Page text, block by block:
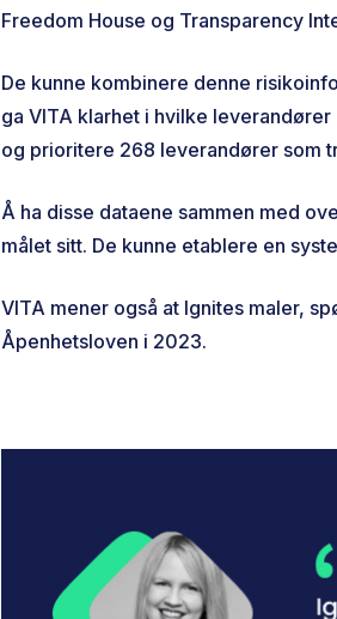
Freedom House og Transparency
De kunne kombinere denne
ga VITA klarhet i hvilke
og prioritere 268 leverandører som
Å ha disse dataene sammen med
målet sitt. De kunne etablere en
VITA mener også at Ignites maler,
Åpenhetsloven i 2023.